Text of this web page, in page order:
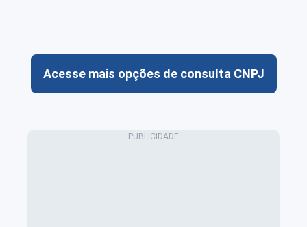
Acesse mais opções de consulta CNPJ